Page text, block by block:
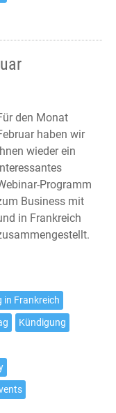
den Monat
haben wir
Ihnen wieder ein
Programm
Business mit
in Frankreich
in Frankreich
Kündigung